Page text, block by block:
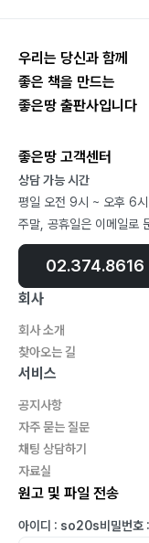
우리는 당신과 함께
좋은 책을 만드는
좋은땅 출판사입니다
좋은땅 고객센터
상담 가능 시간
평일 오전 9시 ~ 오후 6
주말, 공휴일은 이메일로
02.374.8616
회사
회사 소개
찾아오는 길
서비스
공지사항
자주 묻는 질문
채팅 상담하기
자료실
원고 및 파일 전송
아이디 : so20s비밀번